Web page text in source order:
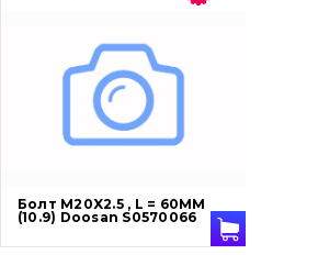
Трансмиссия
Рама и кузов
Навесное оборудование
Болт M20X2.5 , L = 60ММ
(10.9) Doosan S0570066